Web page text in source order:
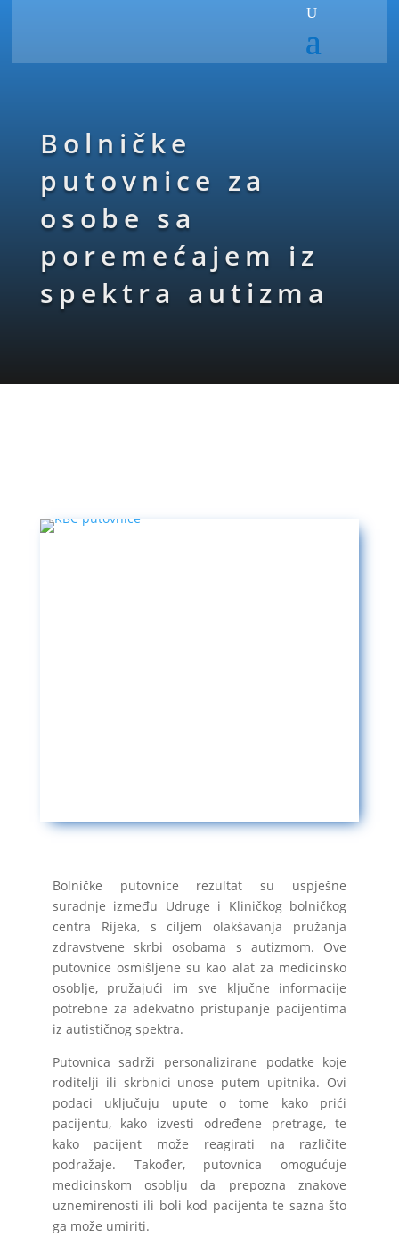
Bolničke
putovnice za
osobe sa
poremećajem iz
spektra autizma
Bolničke putovnice rezultat su uspješne
suradnje između Udruge i Kliničkog bolničkog
centra Rijeka, s ciljem olakšavanja pružanja
zdravstvene skrbi osobama s autizmom. Ove
putovnice osmišljene su kao alat za medicinsko
osoblje, pružajući im sve ključne informacije
potrebne za adekvatno pristupanje pacijentima
iz autističnog spektra.
Putovnica sadrži personalizirane podatke koje
roditelji ili skrbnici unose putem upitnika. Ovi
podaci uključuju upute o tome kako prići
pacijentu, kako izvesti određene pretrage, te
kako pacijent može reagirati na različite
podražaje. Također, putovnica omogućuje
medicinskom osoblju da prepozna znakove
uznemirenosti ili boli kod pacijenta te sazna što
ga može umiriti.